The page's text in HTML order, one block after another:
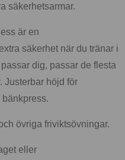
säkerhetsarmar.
är en
säkerhet när du tränar i
dig, passar de flesta
Justerbar höjd för
övriga friviktsövningar.
eller